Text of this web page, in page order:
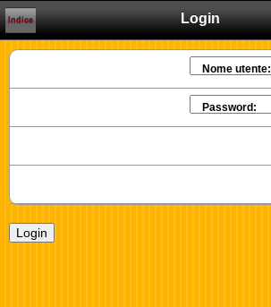
Login
Indice
Nome utente:
Password: